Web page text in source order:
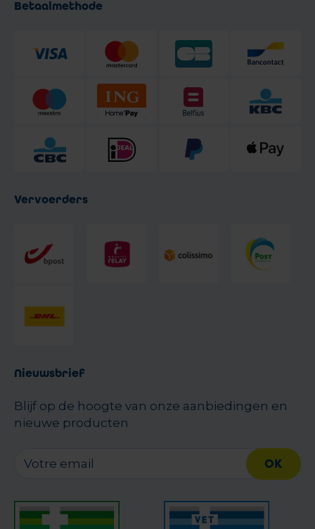
Betaalmethode
Vervoerders
Nieuwsbrief
Blijf op de hoogte van onze aanbiedingen en
nieuwe producten
OK